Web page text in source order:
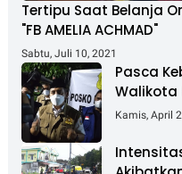
Tertipu Saat Belanja
"FB AMELIA ACHMAD"
Sabtu, Juli 10, 2021
Pasca
Walikota
Dan
Kamis, April